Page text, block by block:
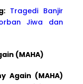
Tragedi Banjir
Jiwa dan
(MAHA)
Again (MAHA)